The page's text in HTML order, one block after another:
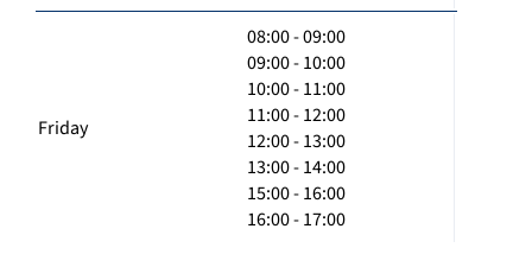
Friday
08:00 - 09:00
09:00 - 10:00
10:00 - 11:00
11:00 - 12:00
12:00 - 13:00
13:00 - 14:00
15:00 - 16:00
16:00 - 17:00